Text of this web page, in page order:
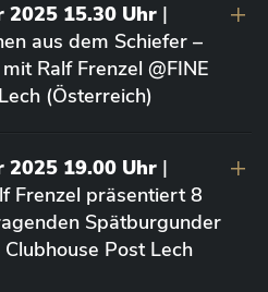
2025 15.30 Uhr |
aus dem Schiefer –
Ralf Frenzel @FINE
(Österreich)
2025 19.00 Uhr |
Frenzel präsentiert 8
Spätburgunder
Clubhouse Post Lech